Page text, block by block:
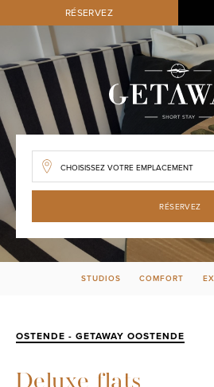
RÉSERVEZ
RÉSERVEZ
STUDIOS COMFORT
OSTENDE - GETAWAY OOSTENDE